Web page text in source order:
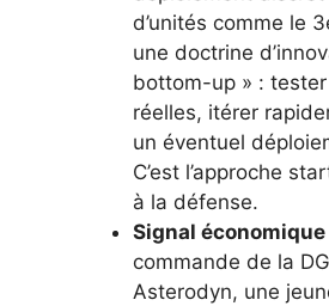
d’unités comme le
une doctrine
bottom-up » :
réelles, itérer
un éventuel
C’est l’approche
à la défense.
Signal
commande de la
Asterodyn, une